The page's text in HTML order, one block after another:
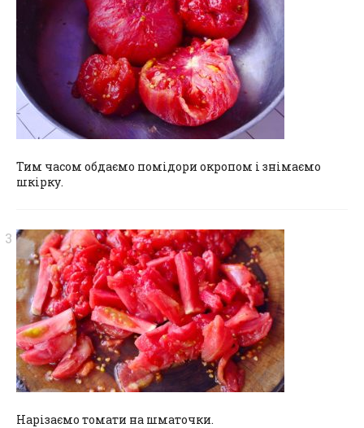
Тим часом обдаємо помідори окропом і знімаємо
шкірку.
Нарізаємо томати на шматочки.